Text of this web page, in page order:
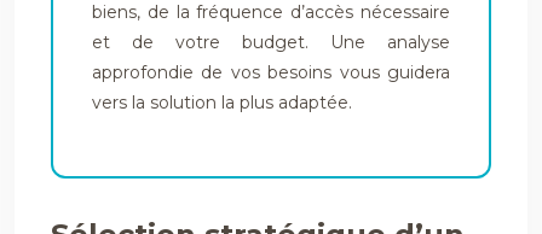
biens, de la fréquence d’accès nécessaire
et de votre budget. Une analyse
approfondie de vos besoins vous guidera
vers la solution la plus adaptée.